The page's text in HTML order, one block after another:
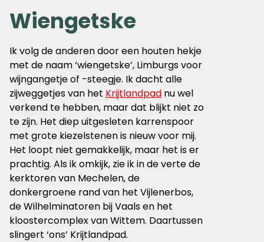
Wiengetske
Ik volg de anderen door een houten hekje
met de naam ‘wiengetske’, Limburgs voor
wijngangetje of -steegje. Ik dacht alle
zijweggetjes van het Krijtlandpad nu wel
verkend te hebben, maar dat blijkt niet zo
te zijn. Het diep uitgesleten karrenspoor
met grote kiezelstenen is nieuw voor mij.
Het loopt niet gemakkelijk, maar het is er
prachtig. Als ik omkijk, zie ik in de verte de
kerktoren van Mechelen, de
donkergroene rand van het Vijlenerbos,
de Wilhelminatoren bij Vaals en het
kloostercomplex van Wittem. Daartussen
slingert ‘ons’ Krijtlandpad.